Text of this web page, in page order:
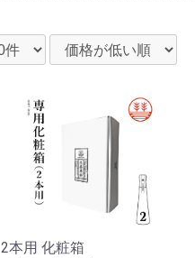
2本用 化粧箱